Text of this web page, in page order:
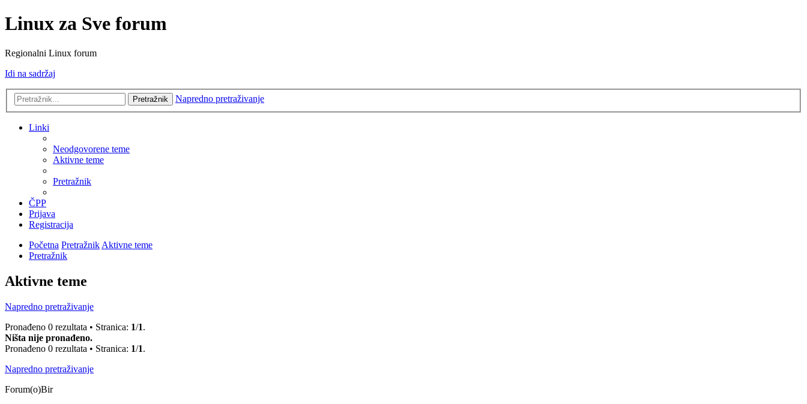
Linux za Sve forum
Regionalni Linux forum
Idi na sadržaj
Pretražnik Napredno pretraživanje
Linki
Neodgovorene teme
Aktivne teme
Pretražnik
ČPP
Prijava
Registracija
Početna PretražnikAktivne teme
Pretražnik
Aktivne teme
Napredno pretraživanje
Pronađeno 0 rezultata • Stranica: 1/1.
Ništa nije pronađeno.
Pronađeno 0 rezultata • Stranica: 1/1.
Napredno pretraživanje
Forum(o)Bir